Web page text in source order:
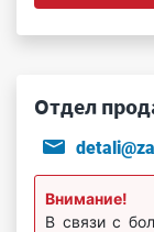
Отдел
Внимание!
В связи с